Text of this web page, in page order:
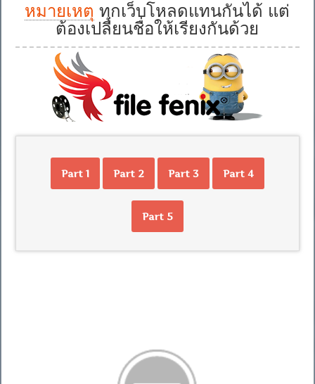
หมายเหตุ ทุกเว็บโหลดแทนกันได้ แต่
ต้องเปลี่ยนชื่อให้เรียงกันด้วย
Part 1 Part 2 Part 3 Part 4
Part 5